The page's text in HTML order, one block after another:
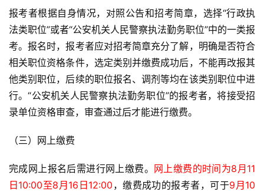
报考者根据自身情况，对照公告和招考简章，选择“行政执
法类职位”或者“公安机关人民警察执法勤务职位”中的一类报
考。报名时，报考者应对招考简章充分了解，明确是否符合
相关职位资格条件，选定类别并缴费成功后，不能再改报其
他类别职位，后续的职位报名、调剂等均在该类别职位中进
行。“公安机关人民警察执法勤务职位”的报考者，将接受招
录单位资格审查，审查通过后才能进行缴费。
（三）网上缴费
完成网上报名后需进行网上缴费。 网上缴费的时间为8月11
日10:00至8月16日12:00 ，缴费成功的报考者，可于9月10